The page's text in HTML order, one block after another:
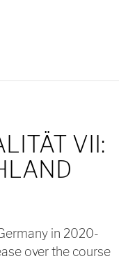
VII:
in 2020-
over the course